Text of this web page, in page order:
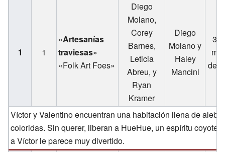
1 1
«Artesanías
traviesas»
«Folk Art Foes»
Diego
Molano,
Corey
Barnes,
Leticia
Abreu, y
Ryan
Kramer
Diego
Molano y
Haley
Mancini
30
de
Víctor y Valentino encuentran una habitación llena de
coloridas. Sin querer, liberan a HueHue, un espíritu coyote
a Víctor le parece muy divertido.